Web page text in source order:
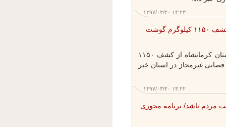
۱۳۹۷/۰۳/۲۰ ۱۴:۲۳
۲ قصابی غیرمجاز تعطیل شد / کشف ۱۱۵۰ کیلوگرم گوشت
کرمانشاه- مسئولان دامپزشکی استان کرمانشاه از کشف ۱۱۵۰
گوشت فاسد و تعطیلی ۲ قصابی غیرمجاز در استان خبر
۱۳۹۷/۰۳/۲۰ ۱۴:۲۲
باشد/ برنامه محوری